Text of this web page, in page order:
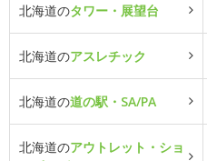
北海道のタワー・展望台
北海道のアスレチック
北海道の道の駅・SA/PA
北海道のアウトレット・ショ